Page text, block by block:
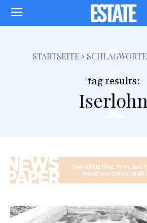
STARTSEITE SCHLAGWORTE
tag results:
Iserlohn
i